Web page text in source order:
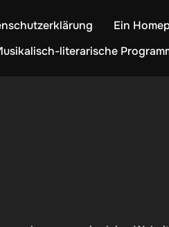
Ein
literarische